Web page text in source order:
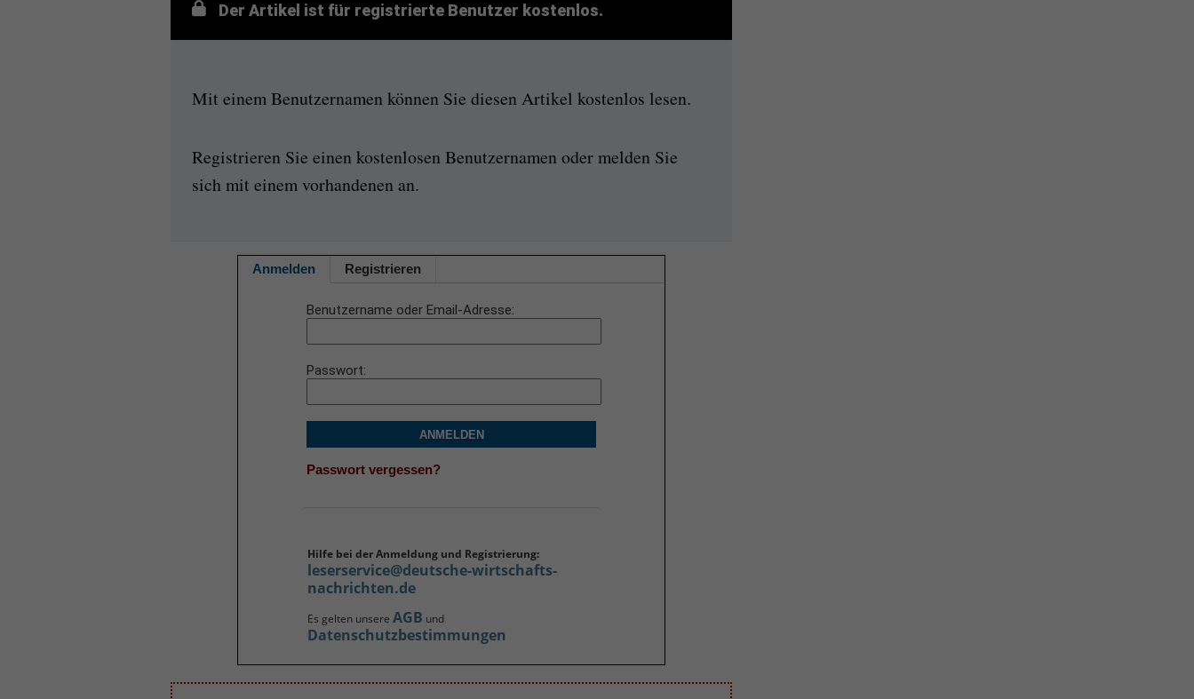
Der Artikel ist für registrierte Benutzer kostenlos.
Mit einem Benutzernamen können Sie diesen Artikel kostenlos lesen.
Registrieren Sie einen kostenlosen Benutzernamen oder melden Sie
sich mit einem vorhandenen an.
Anmelden Registrieren
Benutzername oder Email-Adresse
Passwort
ANMELDEN
Passwort vergessen?
Hilfe bei der Anmeldung und Registrierung:
leserservice@deutsche-wirtschafts-
nachrichten.de
Es gelten unsere AGB und
Datenschutzbestimmungen